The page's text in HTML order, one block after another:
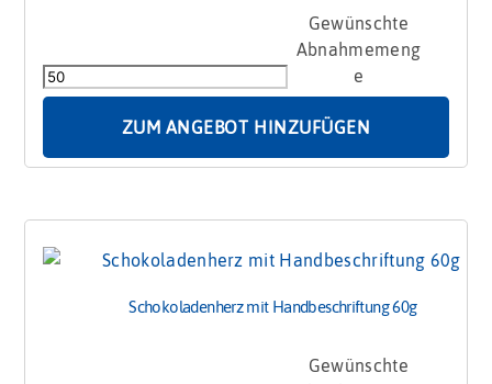
Beschriftung
50g
ZUM ANGEBOT HINZUFÜGEN
Schokoladenherz mit Handbeschriftung 60g